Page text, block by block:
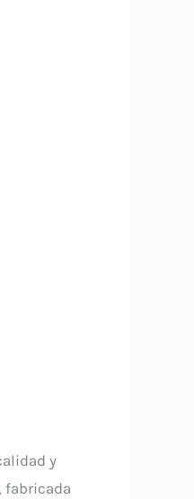
y
fabricada